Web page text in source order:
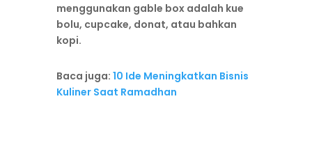
menggunakan gable box adalah kue
bolu, cupcake, donat, atau bahkan
kopi.
Baca juga: 10 Ide Meningkatkan Bisnis
Kuliner Saat Ramadhan